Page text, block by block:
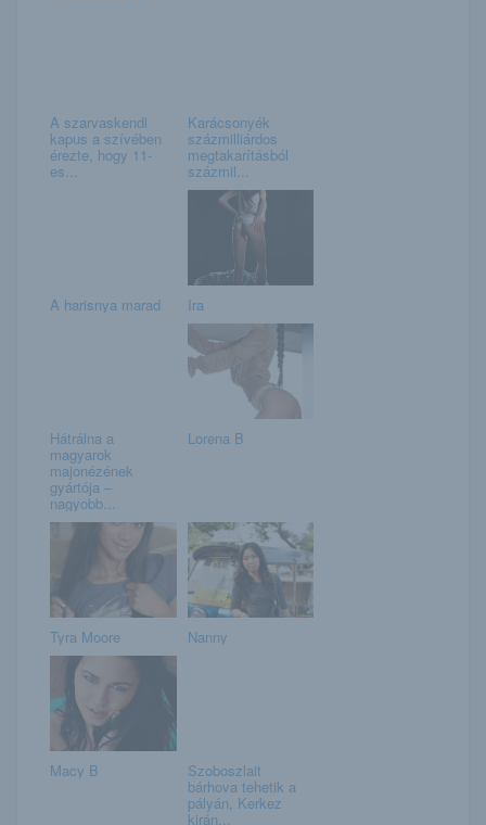
A szarvaskendi
kapus a szívében
érezte, hogy 11-
es...
Karácsonyék
százmilliárdos
megtakarításból
százmil...
A harisnya marad Ira
Hátrálna a
magyarok
majonézének
gyártója –
nagyobb...
Lorena B
Tyra Moore Nanny
Macy B Szoboszlait
bárhova tehetik a
pályán, Kerkez
kirán...